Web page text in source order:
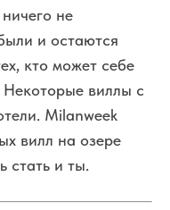
не
и остаются
кто может себе
Некоторые виллы с
Milanweek
вилл на озере
стать и ты.